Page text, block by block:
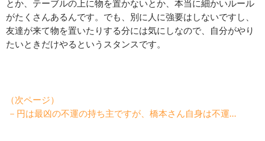
とか、テーブルの上に物を置かないとか、本当に細かいルール
がたくさんあるんです。でも、別に人に強要はしないですし、
友達が来て物を置いたりする分には気にしなので、自分がやり
たいときだけやるというスタンスです。
（次ページ）
－円は最凶の不運の持ち主ですが、橋本さん自身は不運…